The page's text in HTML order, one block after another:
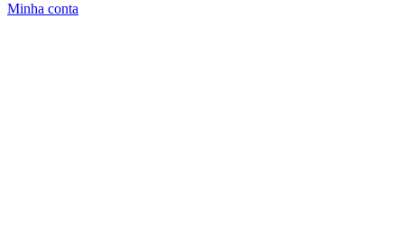
Minha conta